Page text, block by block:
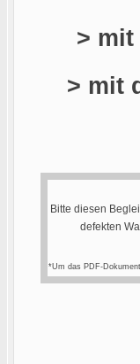
>
> mit
Bitte diesen
defekten
*Um das PDF-